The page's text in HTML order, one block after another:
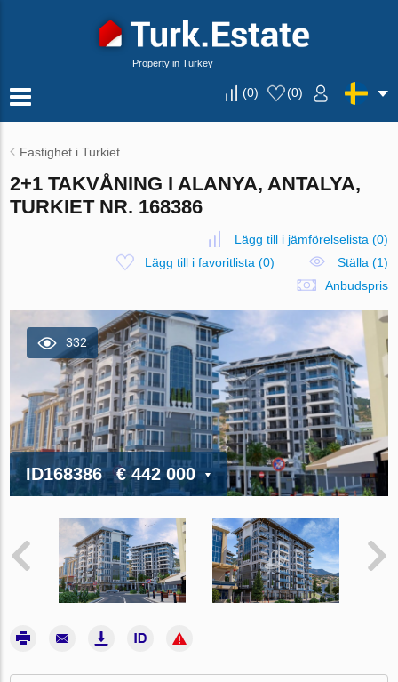
Property in Turkey
(0) (0)
Fastighet i Turkiet
2+1 TAKVÅNING I ALANYA, ANTALYA,
TURKIET NR. 168386
Lägg till i jämförelselista (0)
Lägg till i favoritlista (0)
Ställa (1)
Anbudspris
332
ID168386 € 442 000